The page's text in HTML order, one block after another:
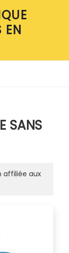
EN
SANS
affiliée aux